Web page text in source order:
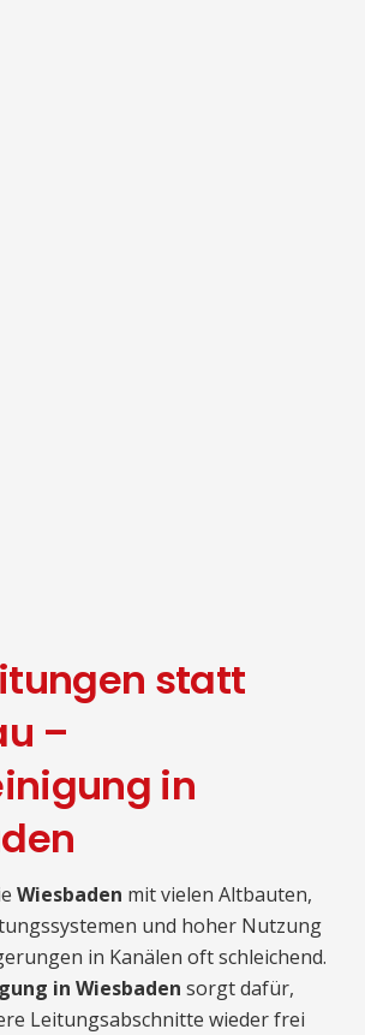
statt
–
in
Wiesbaden mit vielen Altbauten,
und hoher Nutzung
in Kanälen oft schleichend.
in Wiesbaden sorgt dafür,
Leitungsabschnitte wieder frei